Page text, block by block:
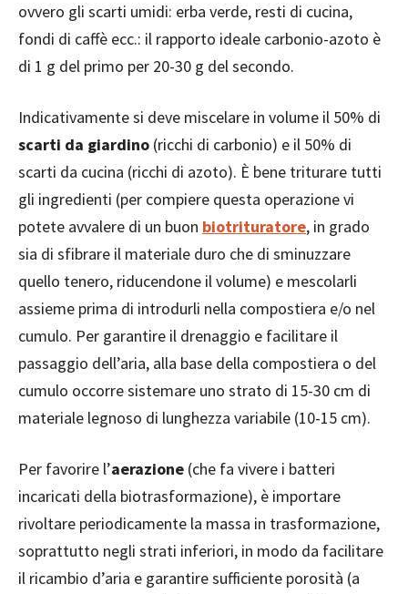
ovvero gli scarti umidi: erba verde, resti di cucina,
fondi di caffè ecc.: il rapporto ideale carbonio-azoto è
di 1 g del primo per 20-30 g del secondo.
Indicativamente si deve miscelare in volume il 50% di
scarti da giardino (ricchi di carbonio) e il 50% di
scarti da cucina (ricchi di azoto). È bene triturare tutti
gli ingredienti (per compiere questa operazione vi
potete avvalere di un buon biotrituratore, in grado
sia di sfibrare il materiale duro che di sminuzzare
quello tenero, riducendone il volume) e mescolarli
assieme prima di introdurli nella compostiera e/o nel
cumulo. Per garantire il drenaggio e facilitare il
passaggio dell’aria, alla base della compostiera o del
cumulo occorre sistemare uno strato di 15-30 cm di
materiale legnoso di lunghezza variabile (10-15 cm).
Per favorire l’aerazione (che fa vivere i batteri
incaricati della biotrasformazione), è importare
rivoltare periodicamente la massa in trasformazione,
soprattutto negli strati inferiori, in modo da facilitare
il ricambio d’aria e garantire sufficiente porosità (a